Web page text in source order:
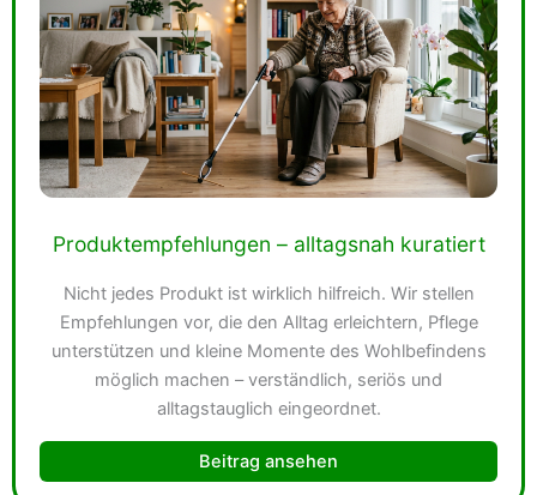
Produktempfehlungen – alltagsnah kuratiert
Nicht jedes Produkt ist wirklich hilfreich. Wir stellen
Empfehlungen vor, die den Alltag erleichtern, Pflege
unterstützen und kleine Momente des Wohlbefindens
möglich machen – verständlich, seriös und
alltagstauglich eingeordnet.
Beitrag ansehen